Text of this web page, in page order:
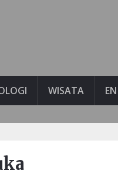
WISATA EN